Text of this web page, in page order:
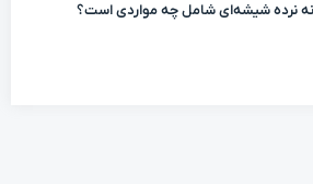
نرده شیشه‌ای شامل چه مواردی است؟